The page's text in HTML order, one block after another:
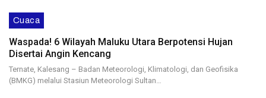
Cuaca
Waspada! 6 Wilayah Maluku Utara Berpotensi Hujan
Disertai Angin Kencang
Ternate, Kalesang – Badan Meteorologi, Klimatologi, dan Geofisika
(BMKG) melalui Stasiun Meteorologi Sultan…